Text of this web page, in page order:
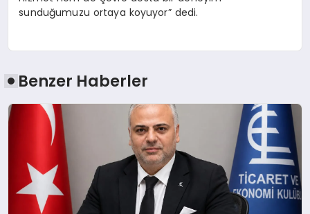
sunduğumuzu ortaya koyuyor” dedi.
Benzer Haberler